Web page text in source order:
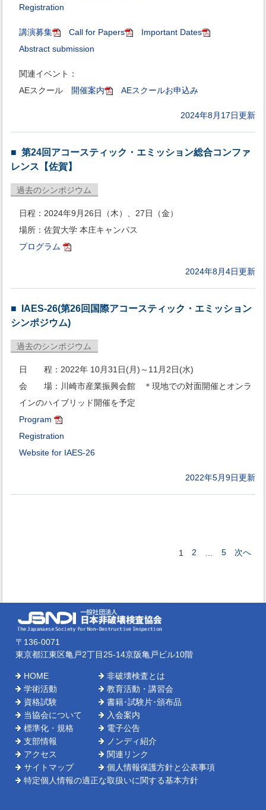
Registration
講演募集 Call for Papers
Important Dates
Abstract submission
関連イベント：
AEスクール 開催案内 AEスクールお申込み
2024年8月17日更新
第24回アコースティック・エミッション総合コンファ
レンス【佐賀】
過去のシンポジウム
日程：2024年9月26日（木）、27日（金）
場所：佐賀大学 本庄キャンパス
プログラム
2024年8月4日更新
IAES-26(第26回国際アコースティック・エミッション
シンポジウム)
過去のシンポジウム
日 程：2022年 10月31日(月)～11月2日(水)
会 場：川崎市産業振興会館 ＊現地での対面開催とオンラ
インのハイブリッド開催を予定
Program
Registration
Website for IAES-26
2022年5月9日更新
1 2 5 次へ
〒136-0071
東京都江東区亀戸2丁目25-14京阪亀戸ビル10階
HOME
非破壊検査とは
学術活動
教育活動・講習会
資格試験
書籍･試験片･頒布品
当協会について
入会案内
標準化・規格
電子公告
支部情報
ノンディ紹介
アクセス
関連リンク
サイトマップ
個人情報保護方針と公表事項
特定個人情報の適正な取扱いに関する基本方針